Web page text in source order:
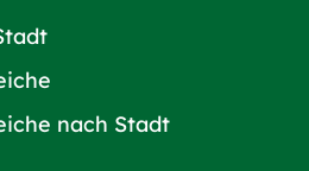
nach Stadt